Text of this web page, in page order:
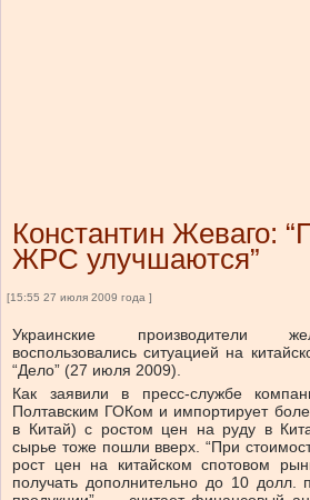
Константин Жеваго:
ЖРС улучшаются”
[15:55 27 июля 2009 года ]
Украинские производители
воспользовались ситуацией на
“Дело” (27 июля 2009).
Как заявили в пресс-службе
Полтавским ГОКом и импортирует
в Китай) с ростом цен на руду в
сырье тоже пошли вверх. “При
рост цен на китайском спотовом
получать дополнительно до 10 долл.